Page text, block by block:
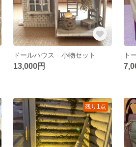
ドールハウス 小物セット
13,000円
ト
残り1点